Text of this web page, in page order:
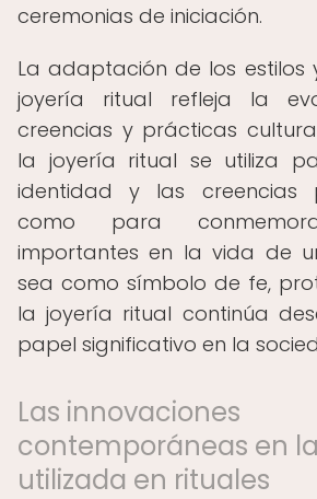
ceremonias de iniciación.
La adaptación de los estilos
joyería ritual refleja la
creencias y prácticas
la joyería ritual se utiliza
identidad y las creencias
como para
importantes en la vida de
sea como símbolo de fe,
la joyería ritual continúa
papel significativo en la
Las innovaciones
contemporáneas en
utilizada en rituales